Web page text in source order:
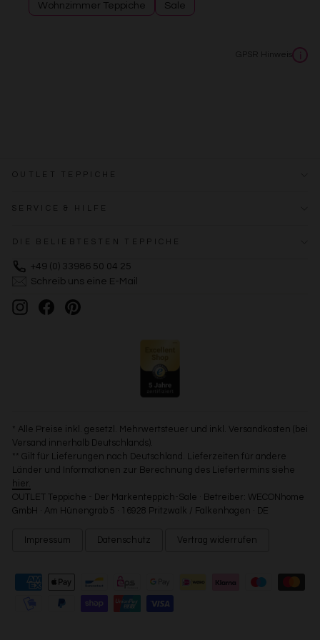
Wohnzimmer Teppiche Sale
GPSR Hinweis i
OUTLET TEPPICHE
SERVICE & HILFE
DIE BELIEBTESTEN TEPPICHE
+49 (0) 33986 50 04 25
Schreib uns eine E-Mail
InstagramFacebookPinterest
* Alle Preise inkl. gesetzl. Mehrwertsteuer und inkl. Versandkosten (bei
Versand innerhalb Deutschlands).
** Gilt für Lieferungen nach Deutschland. Lieferzeiten für andere
Länder und Informationen zur Berechnung des Liefertermins siehe
hier.
OUTLET Teppiche - Der Markenteppich-Sale · Betreiber: WECONhome
GmbH · Am Hünengrab 5 · 16928 Pritzwalk / Falkenhagen · DE
Impressum Datenschutz Vertrag widerrufen
Erstellung von Profilen zur Personalisierung von Inhalten